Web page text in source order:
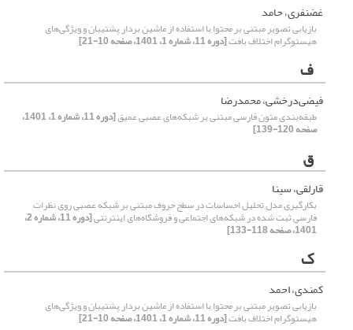
غضنفری، حامد
بازیابی تصویر مبتنی بر محتوا با استفاده از ماشین بردار پشتیبان و ویژگی‌های
هیستوگرام اختلاف بافت[دوره 11، شماره 1، 1401، صفحه 10-21]
ف
فیضی‌درخشی، محمدرضا
طبقه‌بندی متون فارسی مبتنی بر شبکه‌های عصبی عمیق [دوره 11، شماره 1، 1401،
صفحه 120-139]
ق
قارلقی، سینا
بکارگیری مدل تحلیل احساسات در سطح حروف مبتنی بر شبکه عصبی روی نظرات
فارسی ثبت شده در شبکه‌های اجتماعی و فروشگاه‌های اینترنتی [دوره 11، شماره 2،
1401، صفحه 118-133]
ک
کمندی، احمد
بازیابی تصویر مبتنی بر محتوا با استفاده از ماشین بردار پشتیبان و ویژگی‌های
هیستوگرام اختلاف بافت[دوره 11، شماره 1، 1401، صفحه 10-21]